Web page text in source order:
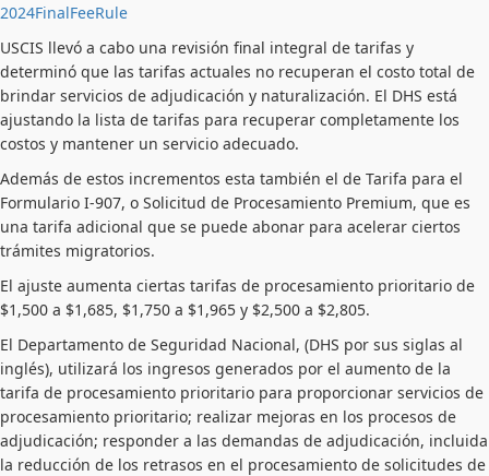
2024FinalFeeRule
USCIS llevó a cabo una revisión final integral de tarifas y
determinó que las tarifas actuales no recuperan el costo total de
brindar servicios de adjudicación y naturalización. El DHS está
ajustando la lista de tarifas para recuperar completamente los
costos y mantener un servicio adecuado.
Además de estos incrementos esta también el de Tarifa para el
Formulario I-907, o Solicitud de Procesamiento Premium, que es
una tarifa adicional que se puede abonar para acelerar ciertos
trámites migratorios.
El ajuste aumenta ciertas tarifas de procesamiento prioritario de
$1,500 a $1,685, $1,750 a $1,965 y $2,500 a $2,805.
El Departamento de Seguridad Nacional, (DHS por sus siglas al
inglés), utilizará los ingresos generados por el aumento de la
tarifa de procesamiento prioritario para proporcionar servicios de
procesamiento prioritario; realizar mejoras en los procesos de
adjudicación; responder a las demandas de adjudicación, incluida
la reducción de los retrasos en el procesamiento de solicitudes de